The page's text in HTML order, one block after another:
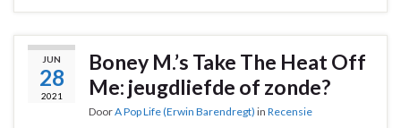
JUN
28
2021
Boney M.’s Take The Heat Off
Me: jeugdliefde of zonde?
DoorA Pop Life (Erwin Barendregt) in Recensie